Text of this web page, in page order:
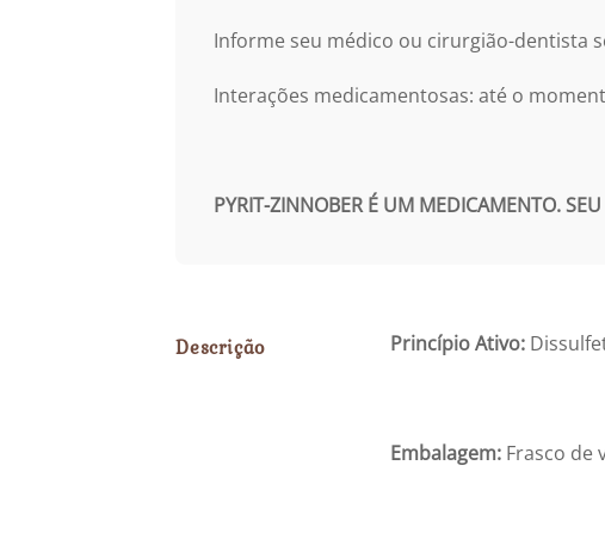
Informe seu médico ou cirurgião-dentista
Interações medicamentosas: até o
PYRIT-ZINNOBER É UM MEDICAMENTO.
Descrição Princípio Ativo:
Embalagem: Frasco de